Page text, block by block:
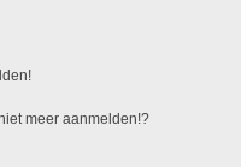
meer aanmelden!?